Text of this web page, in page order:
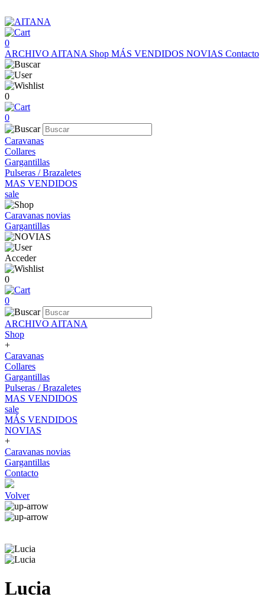
0
ARCHIVO AITANA Shop MÁS VENDIDOS NOVIAS Contacto
0
0
Caravanas
Collares
Gargantillas
Pulseras / Brazaletes
MAS VENDIDOS
sale
Caravanas novias
Gargantillas
Acceder
0
0
ARCHIVO AITANA
Shop
+
Caravanas
Collares
Gargantillas
Pulseras / Brazaletes
MAS VENDIDOS
sale
MÁS VENDIDOS
NOVIAS
+
Caravanas novias
Gargantillas
Contacto
Volver
Lucia